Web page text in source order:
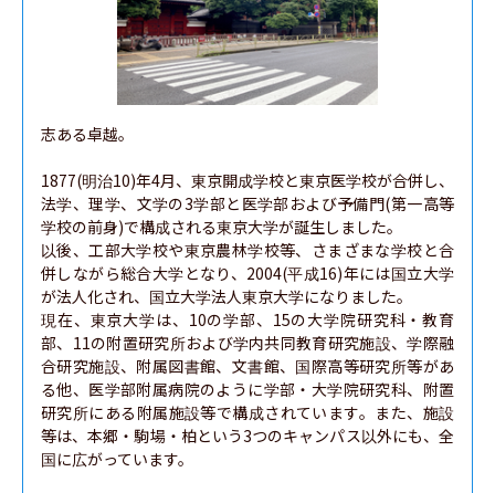
志ある卓越。
1877(明治10)年4月、東京開成学校と東京医学校が合併し、
法学、理学、文学の3学部と医学部および予備門(第一高等
学校の前身)で構成される東京大学が誕生しました。
以後、工部大学校や東京農林学校等、さまざまな学校と合
併しながら総合大学となり、2004(平成16)年には国立大学
が法人化され、国立大学法人東京大学になりました。
現在、東京大学は、10の学部、15の大学院研究科・教育
部、11の附置研究所および学内共同教育研究施設、学際融
合研究施設、附属図書館、文書館、国際高等研究所等があ
る他、医学部附属病院のように学部・大学院研究科、附置
研究所にある附属施設等で構成されています。また、施設
等は、本郷・駒場・柏という3つのキャンパス以外にも、全
国に広がっています。